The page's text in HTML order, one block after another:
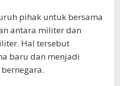
pihak untuk bersama
antara militer dan
Hal tersebut
baru dan menjadi